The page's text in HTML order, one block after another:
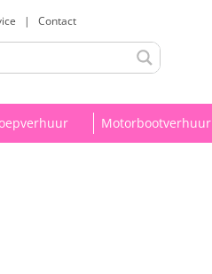
| Contact
Motorbootverhuur